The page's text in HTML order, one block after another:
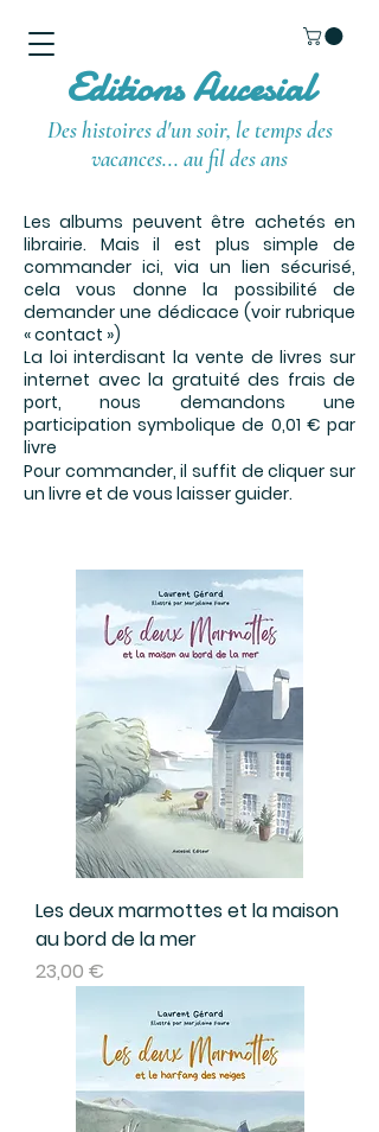
Des histoires d'un soir, le temps des
vacances... au fil des ans
Editions Aucesial
Les albums peuvent être achetés en
librairie. Mais il est plus simple de
commander ici, via un lien sécurisé,
cela vous donne la possibilité de
demander une dédicace (voir rubrique
« contact »)
La loi interdisant la vente de livres sur
internet avec la gratuité des frais de
port, nous demandons une
participation symbolique de 0,01 € par
livre
Pour commander, il suffit de cliquer sur
un livre et de vous laisser guider.
Les deux marmottes et la maison
au bord de la mer
Prix
23,00 €